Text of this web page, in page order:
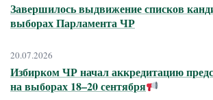
Завершилось выдвижение списков
выборах Парламента ЧР
20.07.2026
Избирком ЧР начал аккредитацию
на выборах 18–20 сентября